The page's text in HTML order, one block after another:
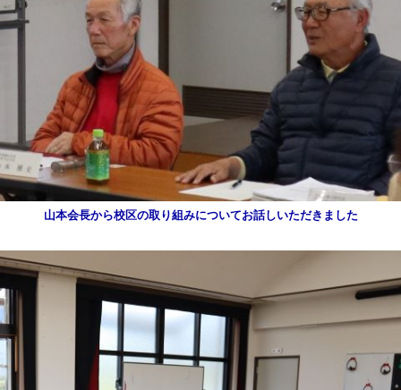
山本会長から校区の取り組みについてお話しいただきました